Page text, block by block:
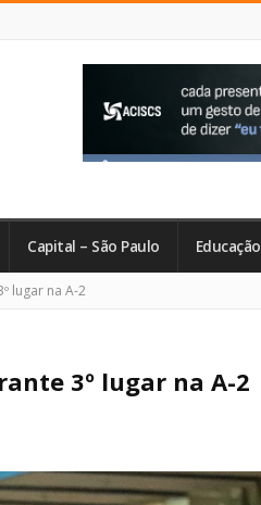
Capital – São Paulo Educação
lugar na A-2
3º lugar na A-2